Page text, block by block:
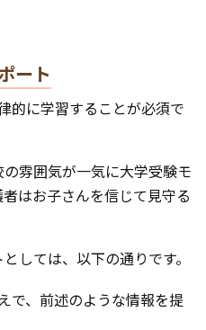
ート
的に学習することが必須で
雰囲気が一気に大学受験モ
はお子さんを信じて見守る
しては、以下の通りです。
で、前述のような情報を提